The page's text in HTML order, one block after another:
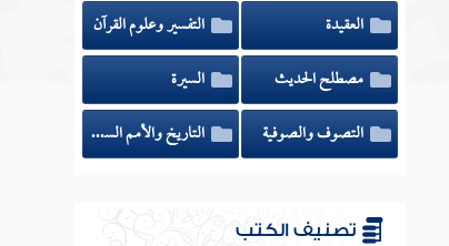
العقيدة
التفسير وعلوم القرآن
مصطلح الحديث
السيرة
التصوف والصوفية
التاريخ والأمم السابقة
تصنيف الكتب